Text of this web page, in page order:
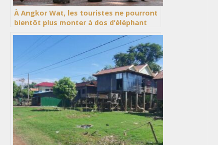
À Angkor Wat, les touristes ne pourront
bientôt plus monter à dos d’éléphant